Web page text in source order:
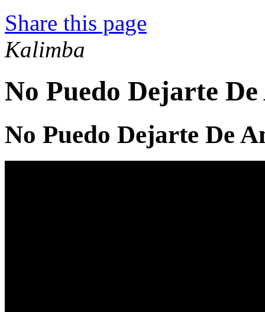
Share this page
Kalimba
No Puedo Dejarte
No Puedo Dejarte De